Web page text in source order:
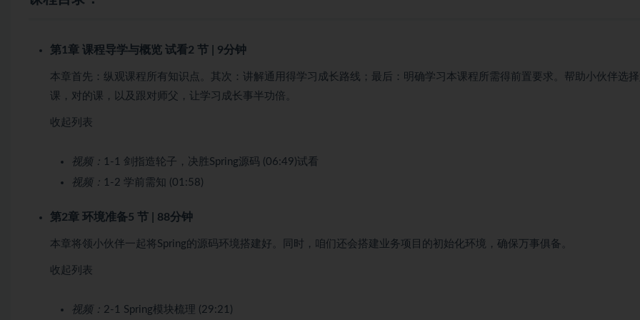
第1章 课程导学与概览 试看2 节 | 9分钟
本章首先：纵观课程所有知识点。其次：讲解通用得学习成长路线；最后：明确学习本课程所需得前置要求。帮助小伙伴选
课，对的课，以及跟对师父，让学习成长事半功倍。
收起列表
视频： 1-1 剑指造轮子，决胜Spring源码 (06:49)试看
视频： 1-2 学前需知 (01:58)
第2章 环境准备5 节 | 88分钟
本章将领小伙伴一起将Spring的源码环境搭建好。同时，咱们还会搭建业务项目的初始化环境，确保万事俱备。
收起列表
视频： 2-1 Spring模块梳理 (29:21)